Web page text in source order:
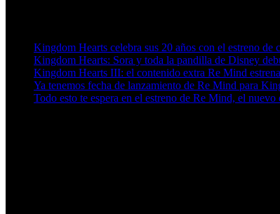
Kingdom Hearts celebra sus 20 años con el estreno de
Kingdom Hearts: Sora y toda la pandilla de Disney
Kingdom Hearts III: el contenido extra Re Mind
Ya tenemos fecha de lanzamiento de Re Mind para
Todo esto te espera en el estreno de Re Mind, el